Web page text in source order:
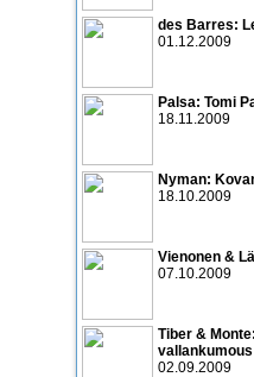
des Barres:
01.12.2009
Palsa: Tomi
18.11.2009
Nyman:
18.10.2009
Vienonen &
07.10.2009
Tiber &
vallankumous
02.09.2009